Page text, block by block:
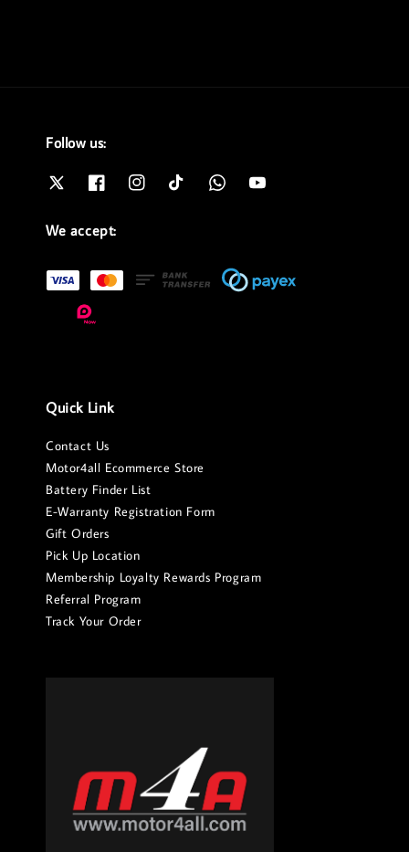
Follow us:
We accept:
Quick Link
Contact Us
Motor4all Ecommerce Store
Battery Finder List
E-Warranty Registration Form
Gift Orders
Pick Up Location
Membership Loyalty Rewards Program
Referral Program
Track Your Order